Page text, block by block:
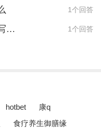
1个回答
办 1个回答
hotbet
康q
食疗养生御膳缘